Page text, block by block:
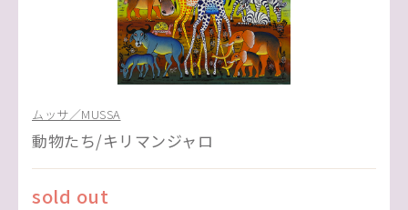
ムッサ／MUSSA
動物たち/キリマンジャロ
sold out